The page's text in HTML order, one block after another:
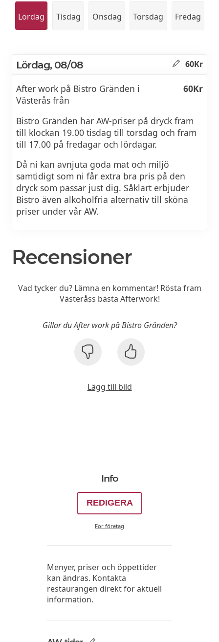
Lördag Tisdag Onsdag Torsdag Fredag
Lördag, 08/08 60Kr
After work på Bistro Gränden i
Västerås från
60Kr
Bistro Gränden har AW-priser på dryck fram
till klockan 19.00 tisdag till torsdag och fram
till 17.00 på fredagar och lördagar.
Då ni kan avnjuta goda mat och miljö
samtidigt som ni får extra bra pris på den
dryck som passar just dig. Såklart erbjuder
Bistro även alkoholfria alternativ till sköna
priser under vår AW.
Recensioner
Vad tycker du? Lämna en kommentar! Rösta fram
Västeråss bästa Afterwork!
Gillar du After work på Bistro Gränden?
Lägg till bild
Info
REDIGERA
För företag
Menyer, priser och öppettider
kan ändras. Kontakta
restaurangen direkt för aktuell
information.